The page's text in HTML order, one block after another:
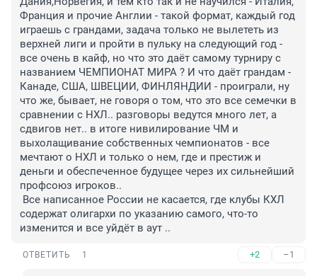
Франция и прочие Англии - такой формат, каждый год
играешь с грандами, задача только не вылететь из
верхней лиги и пройти в пульку на следующий год -
все очень в кайф, но что это даёт самому турниру с
названием ЧЕМПИОНАТ МИРА ? И что даёт грандам -
Канаде, США, ШВЕЦИИ, ФИНЛЯНДИИ - проиграли, ну
что же, бывает, не говоря о том, что это все семечки в
сравнении с НХЛ.. разговоры ведутся много лет, а
сдвигов нет.. в итоге нивилирование ЧМ и
выхолащивание собственных чемпионатов - все
мечтают о НХЛ и только о нем, где и престиж и
деньги и обеспеченное будущее через их сильнейший
профсоюз игроков..
Все написанное России не касается, где клубы КХЛ
содержат олигархи по указанию самого, что-то
изменится и все уйдёт в аут ..
ОТВЕТИТЬ 1 +2 –1